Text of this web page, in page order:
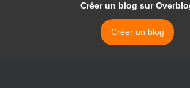
Créer un blog sur
Créer un blog